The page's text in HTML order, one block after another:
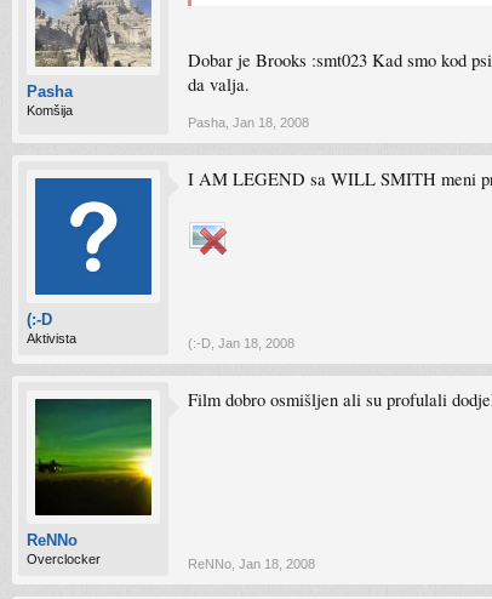
Pasha
Komšija
Dobar je Brooks :smt023 Kad smo kod
da valja.
Pasha Jan 18, 2008
(:-D
Aktivista
I AM LEGEND sa WILL SMITH meni
(:-D Jan 18, 2008
ReNNo
Overclocker
Film dobro osmišljen ali su profulali
ReNNo Jan 18, 2008